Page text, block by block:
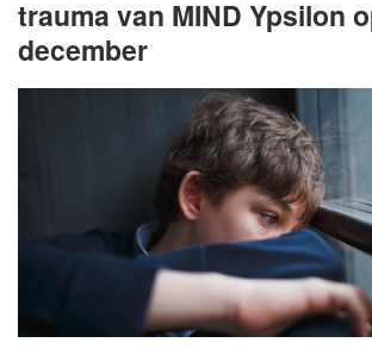
trauma van MIND Ypsilon
december